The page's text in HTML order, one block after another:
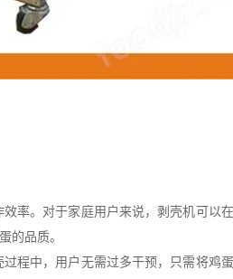
。对于家庭用户来说，剥壳机可以
的品质。
中，用户无需过多干预，只需将鸡